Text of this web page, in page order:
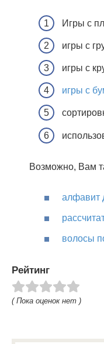
Игры с
игры с
игры с
игры с
Возможно, Вам
алфавит
волосы
Рейтинг
( Пока оценок нет )